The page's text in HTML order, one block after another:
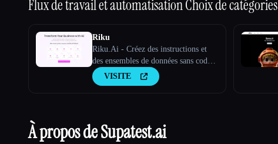
Flux de travail et automatisationChoix de catégories
Riku
Riku.Ai - Créez des instructions et
des ensembles de données sans code
pour les modèles d''IA
VISITE
À propos de Supatest.ai